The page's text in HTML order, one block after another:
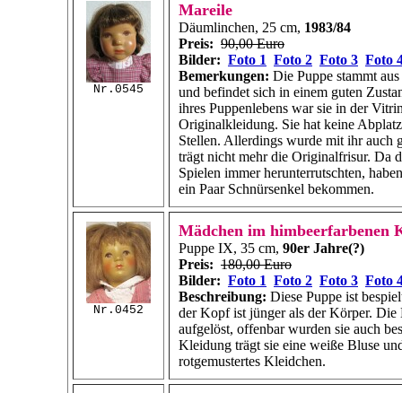
Nr.0545
Mareile
Däumlinchen, 25 cm, 1983/84
Preis: 90,00 Euro
Bilder: Foto 1 Foto 2 Foto 3 Foto
Bemerkungen: Die Puppe stammt
und befindet sich in einem guten
ihres Puppenlebens war sie in der
Originalkleidung. Sie hat keine
Stellen. Allerdings wurde mit ihr auch
trägt nicht mehr die Originalfrisur. Da
Spielen immer herunterrutschten,
ein Paar Schnürsenkel bekommen.
Nr.0452
Mädchen im himbeerfarbenen
Puppe IX, 35 cm, 90er Jahre(?)
Preis: 180,00 Euro
Bilder: Foto 1 Foto 2 Foto 3 Foto
Beschreibung: Diese Puppe ist
der Kopf ist jünger als der Körper. Die
aufgelöst, offenbar wurden sie auch
Kleidung trägt sie eine weiße Bluse
rotgemustertes Kleidchen.